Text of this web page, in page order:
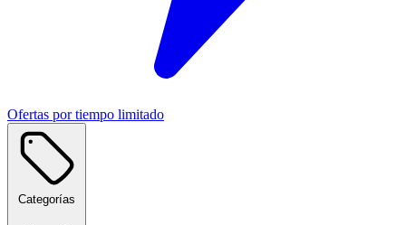
Ofertas por tiempo limitado
Categorías